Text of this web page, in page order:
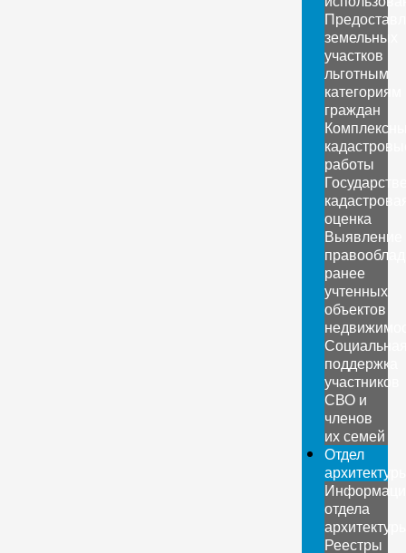
земельных
участков
льготным
категориям
граждан
работы
оценка
Выявление
ранее
учтенных
объектов
поддержка
участников
СВО и
членов
их семей
Отдел
отдела
Реестры